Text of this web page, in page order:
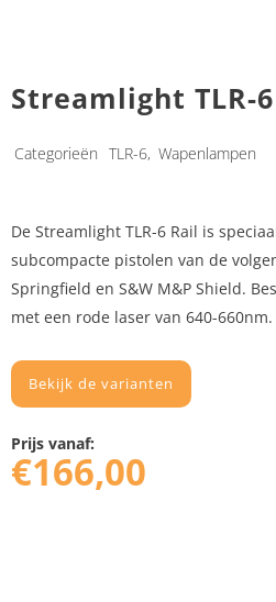
Streamlight TLR-
Categorieën TLR-6, Wapenlampen
De Streamlight TLR-6 Rail is
subcompacte pistolen van de
Springfield en S&W M&P Shield.
met een rode laser van 640-660nm.
Bekijk de varianten
Prijs vanaf:
€166,00